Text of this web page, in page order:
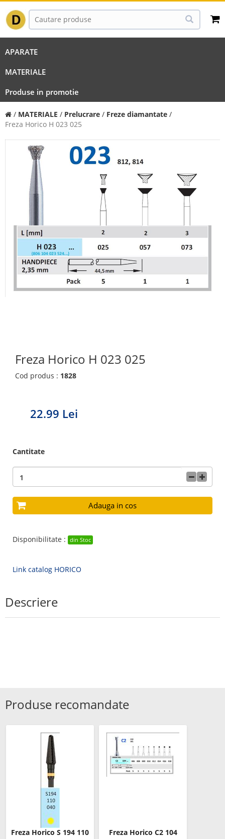
APARATE
MATERIALE
Produse in promotie
/ MATERIALE / Prelucrare / Freze diamantate /
Freza Horico H 023 025
Freza Horico H 023 025
Cod produs : 1828
22.99 Lei
Cantitate
Adauga in cos
Disponibilitate : din Stoc
Link catalog HORICO
Descriere
Produse recomandate
Freza Horico S 194 110
Freza Horico C2 104